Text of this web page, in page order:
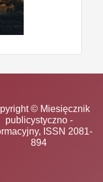
© Miesięcznik
publicystyczno -
ISSN 2081-
894